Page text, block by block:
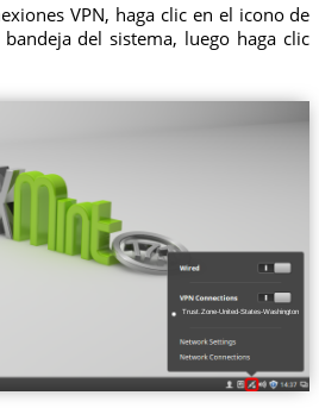
VPN, haga clic en el icono de
del sistema, luego haga clic
Trust.Zone-United-States-Washington